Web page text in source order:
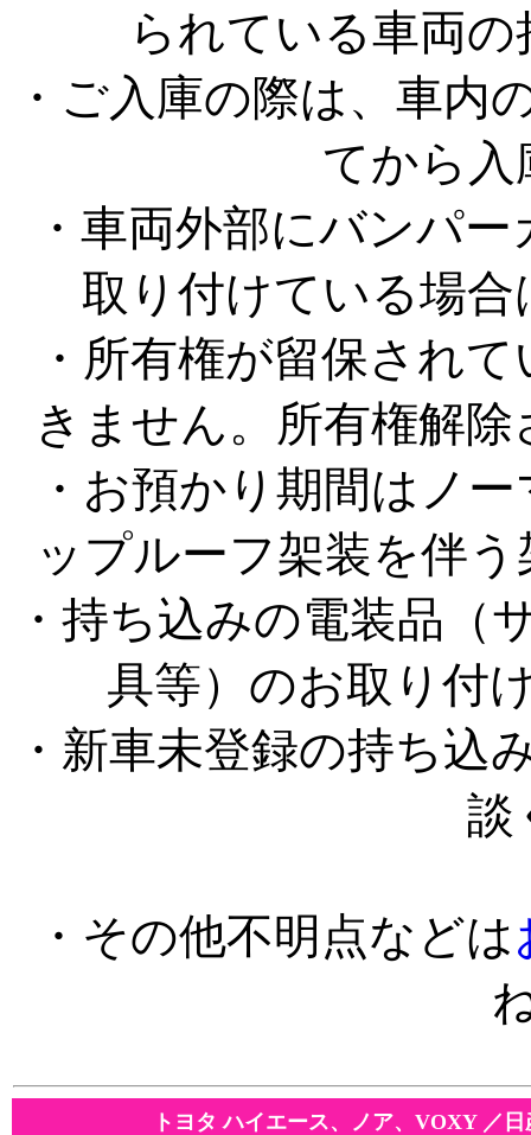
られている車両
・ご入庫の際は、車内
てから入
・車両外部にバンパ
取り付けている場
・所有権が留保され
きません。所有権解
・お預かり期間はノ
ップルーフ架装を伴
・持ち込みの電装品（
具等）のお取り付
・新車未登録の持ち込
談
・その他不明点などは
トヨタ ハイエース、ノア、VOXY ／